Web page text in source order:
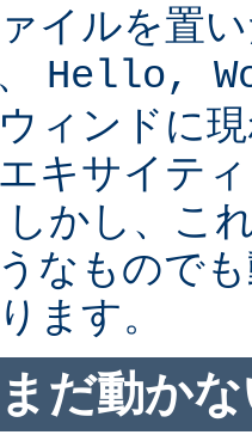
イルを置
Hello,
ィンドに
キサイテ
しかし、こ
なもので
ます。
だ動か